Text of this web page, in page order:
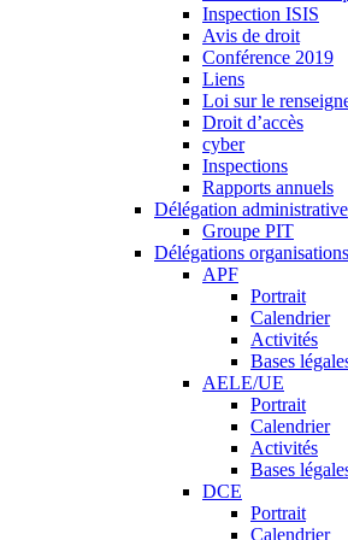
Inspection ISIS
Avis de droit
Conférence 2019
Liens
Loi sur le
Droit d’accès
cyber
Inspections
Rapports annuels
Délégation administrative
Groupe PIT
Délégations
APF
Portrait
Calendrier
Activités
Bases
AELE/UE
Portrait
Calendrier
Activités
Bases
DCE
Portrait
Calendrier